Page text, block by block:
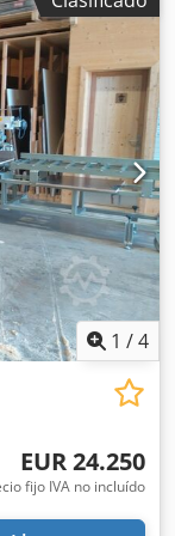
Al Ssrf
13 m.
o teléfono.
1 /4
EUR 24.250
fijo IVA no incluído